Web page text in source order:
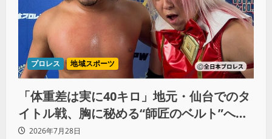
プロレス 地域スポーツ
「体重差は実に40キロ」地元・仙台でのタ
イトル戦、胸に秘める“師匠のベルト”への
想いと同期決戦への決意
2026年7月28日